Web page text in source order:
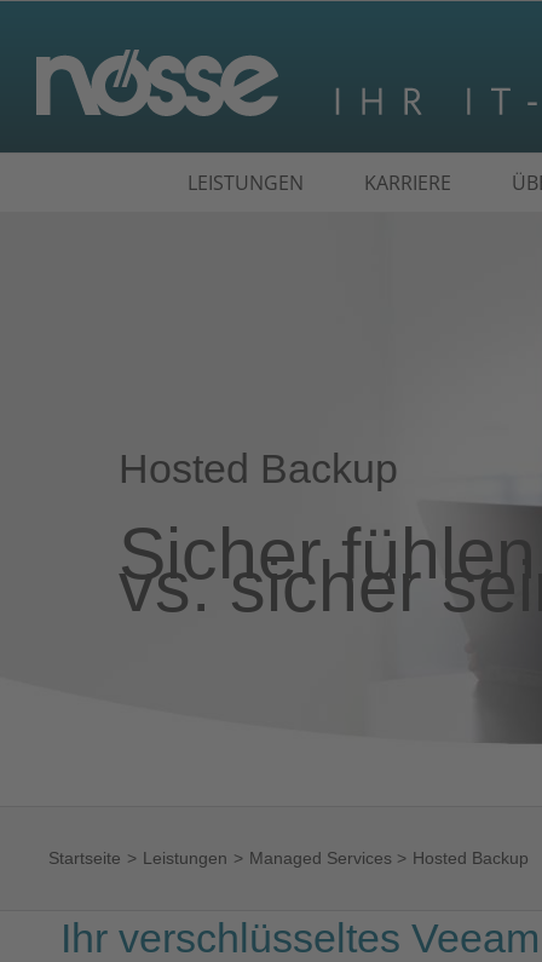
nach:LEISTUNGEN KARRIERE
Hosted Backup
Sicher fühlen
vs. sicher
Startseite Leistungen Managed Services Hosted Backup
Ihr verschlüsseltes